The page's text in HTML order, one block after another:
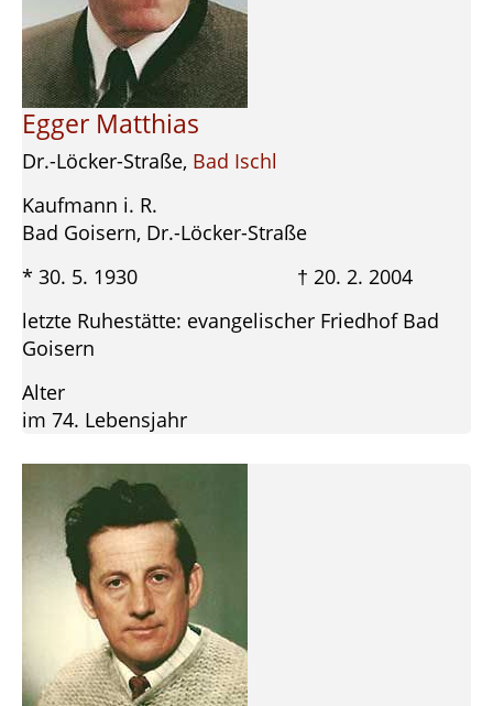
Egger Matthias
Dr.-Löcker-Straße, Bad Ischl
Kaufmann i. R.
Bad Goisern, Dr.-Löcker-Straße
* 30. 5. 1930 † 20. 2. 2004
letzte Ruhestätte: evangelischer Friedhof Bad
Goisern
Alter
im 74. Lebensjahr